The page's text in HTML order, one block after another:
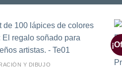
Y DIBUJO